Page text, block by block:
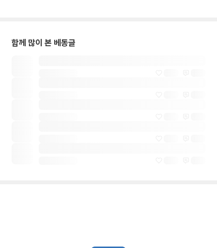
함께 많이 본 베동글